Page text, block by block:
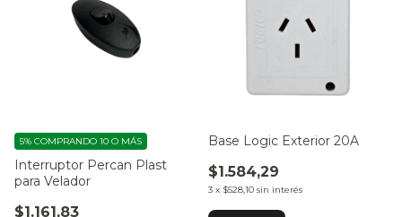
Interruptor Percan Plast
para Velador
$1.161,83
5% COMPRANDO 10 O MÁS Base Logic Exterior 20A
$1.584,29
3 x $528,10 sin interés